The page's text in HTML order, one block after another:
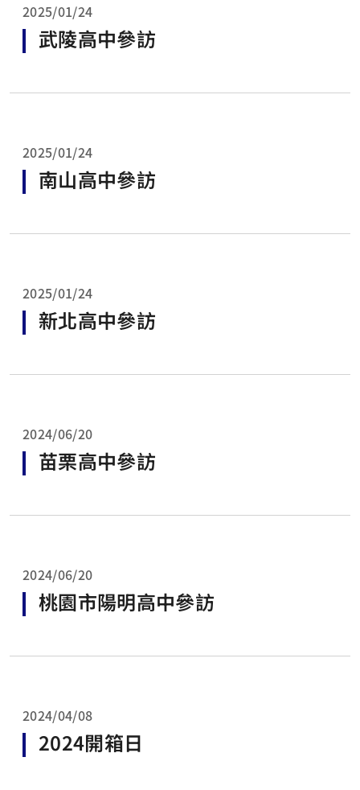
2025/01/24
武陵高中參訪
2025/01/24
南山高中參訪
2025/01/24
新北高中參訪
2024/06/20
苗栗高中參訪
2024/06/20
桃園市陽明高中參訪
2024/04/08
2024開箱日